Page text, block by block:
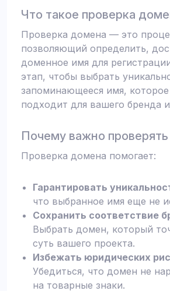
Что такое проверка
Проверка домена — это
позволяющий определить,
доменное имя для
этап, чтобы выбрать
запоминающееся имя,
подходит для вашего бренда
Почему важно
Проверка домена помогает:
Гарантировать
что выбранное имя еще не
Сохранить соответствие
Выбрать домен, который
суть вашего проекта.
Избежать юридических
Убедиться, что домен не
на товарные знаки.